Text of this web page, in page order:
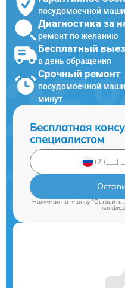
посудомоечной
Диагностика за
ремонт по желанию
Бесплатный
в день обращения
Срочный ремонт
посудомоечной
минут
Бесплатная
специалистом
Нажимая на кнопку "Оставить